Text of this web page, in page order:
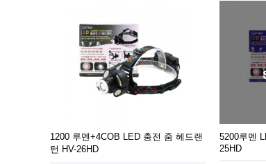
1200 루멘+4COB LED 충전 줌 헤드랜
턴 HV-26HD
5200루멘
25HD